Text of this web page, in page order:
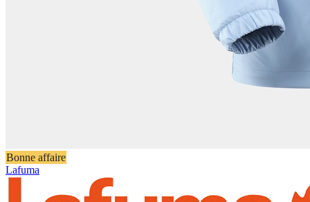
Bonne affaire
Lafuma